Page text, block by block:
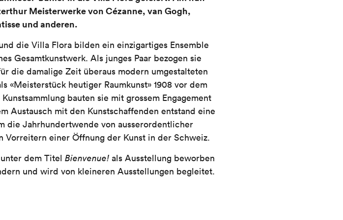
Meisterwerke von Cézanne, van Gogh,
und anderen.
die Villa Flora bilden ein einzigartiges Ensemble
Gesamtkunstwerk. Als junges Paar bezogen sie
die damalige Zeit überaus modern umgestalteten
heutiger Raumkunst» 1908 vor dem
bauten sie mit grossem Engagement
Austausch mit den Kunstschaffenden entstand eine
die Jahrhundertwende von ausserordentlicher
einer Öffnung der Kunst in der Schweiz.
unter dem TitelBienvenue! als Ausstellung beworben
und wird von kleineren Ausstellungen begleitet.